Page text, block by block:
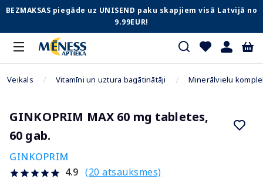
BEZMAKSAS piegāde uz UNISEND paku skapjiem visā Latvijā no
9.99EUR!
Veikals Vitamīni un uztura bagātinātāji Minerālvielu
GINKOPRIM MAX 60 mg tabletes,
60 gab.
GINKOPRIM
4.9 (20 atsauksmes)